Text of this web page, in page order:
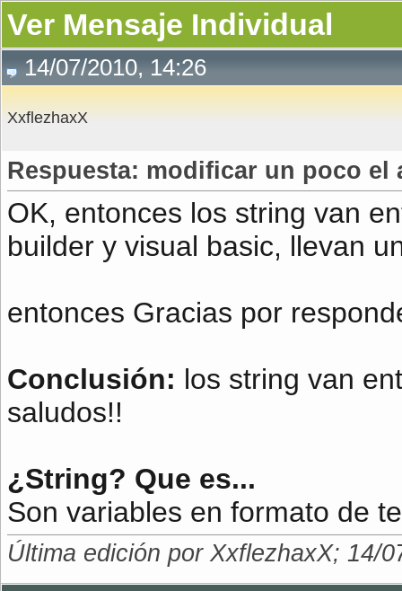
Ver Mensaje Individual
14/07/2010, 14:26
XxflezhaxX
Respuesta: modificar un poco el
OK, entonces los string van
builder y visual basic, llevan
entonces Gracias por
Conclusión: los string van
saludos!!
¿String? Que es...
Son variables en formato de
Última edición por XxflezhaxX; 14/